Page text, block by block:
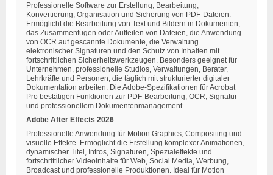
Professionelle Software zur Erstellung, Bearbeitung,
Konvertierung, Organisation und Sicherung von PDF-Dateien.
Ermöglicht die Bearbeitung von Text und Bildern in Dokumenten,
das Zusammenfügen oder Aufteilen von Dateien, die Anwendung
von OCR auf gescannte Dokumente, die Verwaltung
elektronischer Signaturen und den Schutz von Inhalten mit
fortschrittlichen Sicherheitswerkzeugen. Besonders geeignet für
Unternehmen, professionelle Studios, Verwaltungen, Berater,
Lehrkräfte und Personen, die täglich mit strukturierter digitaler
Dokumentation arbeiten. Die Adobe-Spezifikationen für Acrobat
Pro bestätigen Funktionen zur PDF-Bearbeitung, OCR, Signatur
und professionellem Dokumentenmanagement.
Adobe After Effects 2026
Professionelle Anwendung für Motion Graphics, Compositing und
visuelle Effekte. Ermöglicht die Erstellung komplexer Animationen,
dynamischer Titel, Intros, Signaturen, Spezialeffekte und
fortschrittlicher Videoinhalte für Web, Social Media, Werbung,
Broadcast und professionelle Produktionen. Ideal für Motion